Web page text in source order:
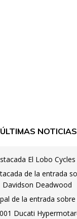
ÚLTIMAS NOTICIAS